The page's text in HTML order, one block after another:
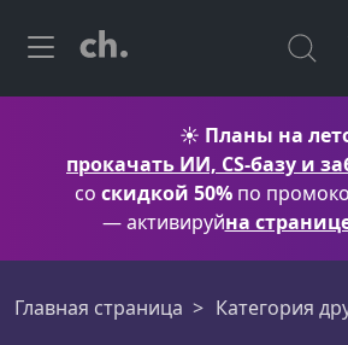
☀️ Планы на
прокачать ИИ, CS-базу и
со скидкой 50% по
— активируйна
Главная страница
Категория